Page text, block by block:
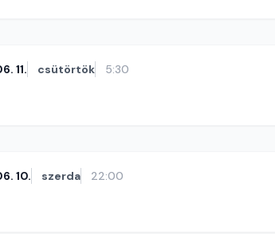
11. csütörtök 5:30
10. szerda 22:00